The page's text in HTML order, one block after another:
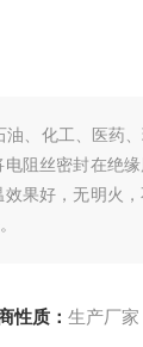
、化工、医药
阻丝密封在绝
果好，无明火
性质： 生产厂家